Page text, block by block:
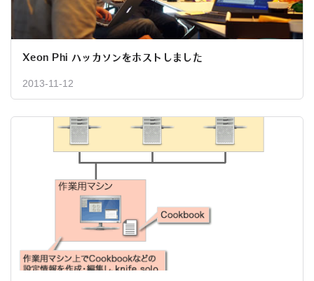
Xeon Phi ハッカソンをホストしました
2013-11-12